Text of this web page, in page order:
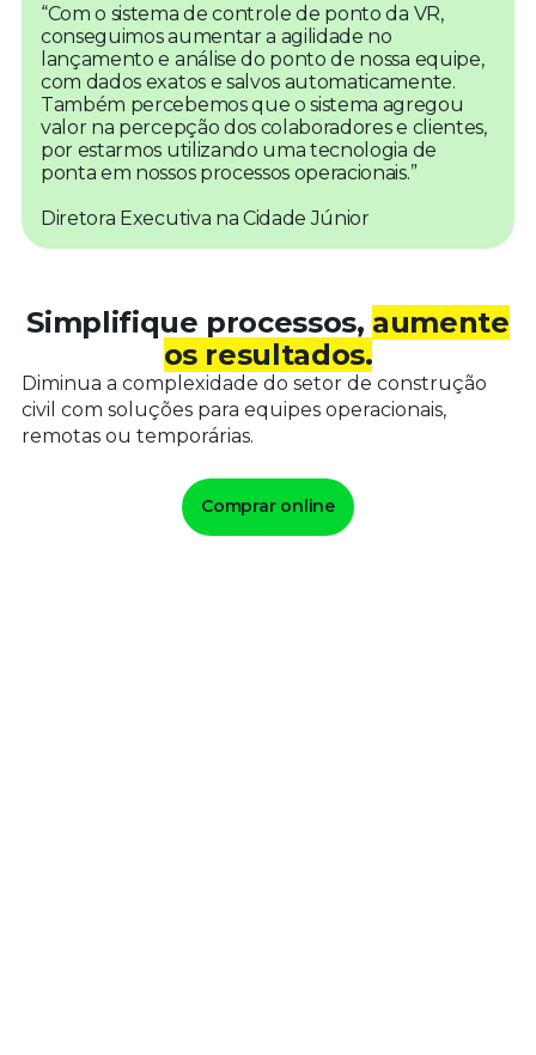
“Com o sistema de controle de ponto da VR,
conseguimos aumentar a agilidade no
lançamento e análise do ponto de nossa equipe,
com dados exatos e salvos automaticamente.
Também percebemos que o sistema agregou
valor na percepção dos colaboradores e clientes,
por estarmos utilizando uma tecnologia de
ponta em nossos processos operacionais.”
Diretora Executiva na Cidade Júnior
Simplifique processos, aumente
os resultados.
Diminua a complexidade do setor de construção
civil com soluções para equipes operacionais,
remotas ou temporárias.
Comprar online